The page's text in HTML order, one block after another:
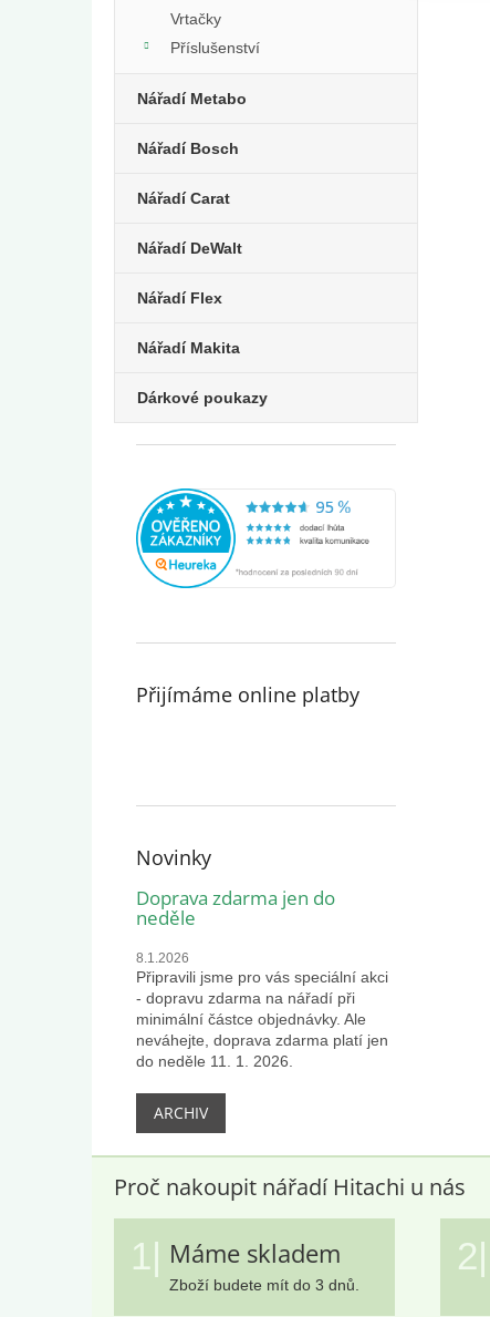
Vrtačky
Příslušenství
Nářadí Metabo
Nářadí Bosch
Nářadí Carat
Nářadí DeWalt
Nářadí Flex
Nářadí Makita
Dárkové poukazy
Přijímáme online platby
Novinky
Doprava zdarma jen do
neděle
8.1.2026
Připravili jsme pro vás speciální akci
- dopravu zdarma na nářadí při
minimální částce objednávky. Ale
neváhejte, doprava zdarma platí jen
do neděle 11. 1. 2026.
ARCHIV
Proč nakoupit nářadí Hitachi u nás
1| Máme skladem
Zboží budete mít do 3 dnů.
2|